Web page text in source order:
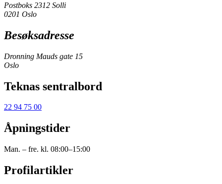
Postboks 2312 Solli
0201 Oslo
Besøksadresse
Dronning Mauds gate 15
Oslo
Teknas sentralbord
22 94 75 00
Åpningstider
Man. – fre. kl. 08:00–15:00
Profilartikler